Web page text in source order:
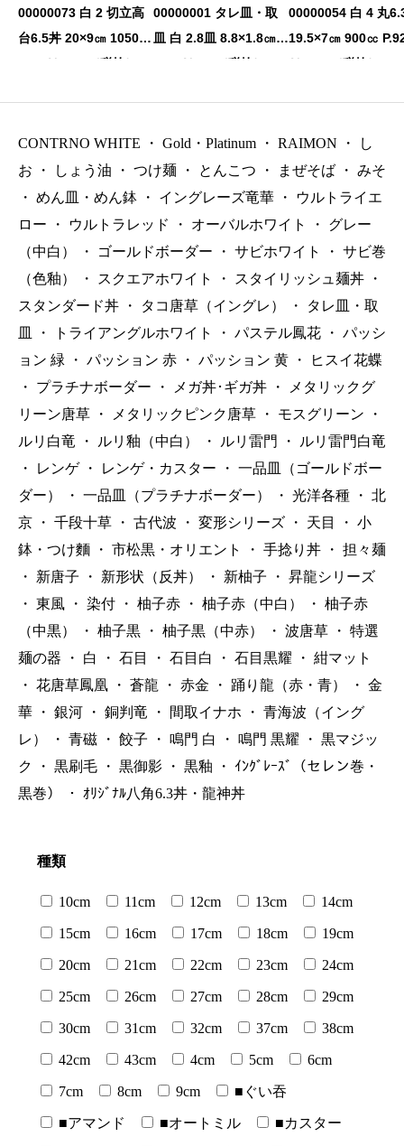
00000073 白 2 切立高
台6.5丼 20×9㎝ 1050㏄
P.90 ￥2100（税抜）
00000001 タレ皿・取
皿 白 2.8皿 8.8×1.8㎝
P.25 ￥240（税抜）
00000054 白 4 丸
19.5×7㎝ 900㏄
￥1450（税抜）
CONTRNO WHITE ・ Gold・Platinum ・ RAIMON ・
し
お
・ しょう油 ・ つけ麺 ・ とんこつ ・ まぜそば ・ みそ
・ めん皿・めん鉢 ・ イングレーズ竜華 ・
ウルトライエ
ロー
・ ウルトラレッド ・ オーバルホワイト ・
グレー
（中白）
・ ゴールドボーダー ・ サビホワイト ・ サビ巻
（色釉）
・ スクエアホワイト ・ スタイリッシュ麺丼
・
スタンダード丼
・ タコ唐草（イングレ） ・
タレ皿・取
皿
・ トライアングルホワイト ・ パステル鳳花 ・ パッシ
ョン 緑
・ パッション 赤 ・ パッション 黄 ・
ヒスイ花蝶
・
プラチナボーダー ・ メガ丼･ギガ丼 ・
メタリックグ
リーン唐草
・ メタリックピンク唐草 ・ モスグリーン
・
ルリ白竜
・ ルリ釉（中白） ・ ルリ雷門 ・
ルリ雷門白竜
・
レンゲ ・ レンゲ・カスター ・ 一品皿（ゴールドボー
ダー）
・ 一品皿（プラチナボーダー） ・ 光洋各種 ・ 北
京
・ 千段十草 ・ 古代波 ・ 変形シリーズ ・ 天目 ・ 小
鉢・つけ麵
・ 市松黒・オリエント ・ 手捻り丼 ・ 担々麺
・
新唐子 ・ 新形状（反丼） ・ 新柚子 ・ 昇龍シリーズ
・ 東風 ・ 染付 ・ 柚子赤 ・ 柚子赤（中白） ・ 柚子赤
（中黒）
・ 柚子黒 ・ 柚子黒（中赤） ・ 波唐草 ・ 特選
麺の器
・ 白 ・ 石目 ・ 石目白 ・ 石目黒耀 ・ 紺マット
・ 花唐草鳳凰 ・ 蒼龍 ・ 赤金 ・ 踊り龍（赤・青） ・ 金
華
・ 銀河 ・ 銅判竜 ・ 間取イナホ ・ 青海波（イング
レ）
・ 青磁 ・ 餃子 ・ 鳴門 白 ・ 鳴門 黒耀 ・ 黒マジッ
ク
・ 黒刷毛 ・ 黒御影 ・ 黒釉 ・
ｲﾝｸﾞﾚｰｽﾞ（セレン巻・
黒巻）
・ ｵﾘｼﾞﾅﾙ八角6.3丼・龍神丼
種類
10cm 11cm 12cm 13cm 14cm
15cm 16cm 17cm 18cm 19cm
20cm 21cm 22cm 23cm 24cm
25cm 26cm 27cm 28cm 29cm
30cm 31cm 32cm 37cm 38cm
42cm 43cm 4cm 5cm 6cm
7cm 8cm 9cm ■ぐい吞
■アマンド ■オートミル ■カスター